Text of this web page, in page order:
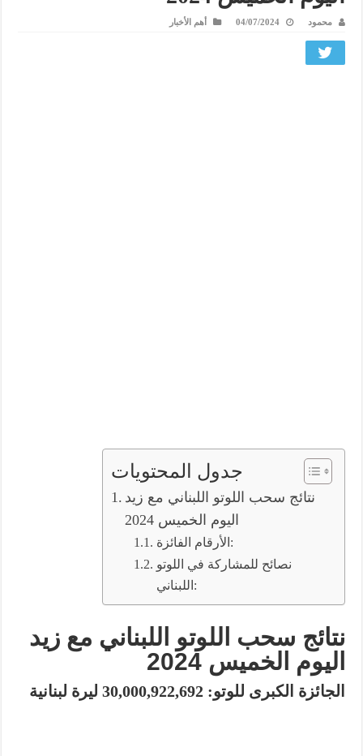
محمود 04/07/2024 أهم الأخبار
جدول المحتويات
نتائج سحب اللوتو اللبناني مع زيد
اليوم الخميس 2024
الأرقام الفائزة:
نصائح للمشاركة في اللوتو
اللبناني:
نتائج سحب اللوتو اللبناني مع زيد
اليوم الخميس 2024
الجائزة الكبرى للوتو: 30,000,922,692 ليرة لبنانية